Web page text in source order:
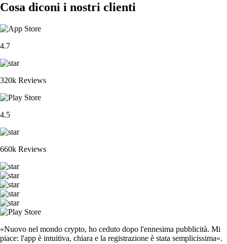
Cosa diconi i nostri clienti
4.7
320k Reviews
4.5
660k Reviews
«Nuovo nel mondo crypto, ho ceduto dopo l'ennesima pubblicità. Mi
piace: l'app è intuitiva, chiara e la registrazione è stata semplicissima».